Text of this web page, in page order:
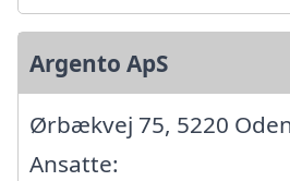
Argento ApS
Ørbækvej 75, 5220
Ansatte: